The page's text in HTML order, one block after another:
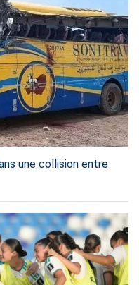
une collision entre